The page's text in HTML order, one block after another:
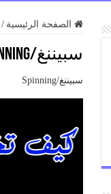
الصفحة الرئيسية /
سبيننغ/Spinning
سبيننغ/Spinning